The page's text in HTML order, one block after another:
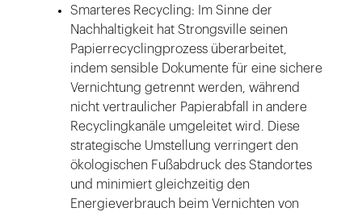
Smarteres Recycling: Im Sinne der
Nachhaltigkeit hat Strongsville seinen
Papierrecyclingprozess überarbeitet,
indem sensible Dokumente für eine sichere
Vernichtung getrennt werden, während
nicht vertraulicher Papierabfall in andere
Recyclingkanäle umgeleitet wird. Diese
strategische Umstellung verringert den
ökologischen Fußabdruck des Standortes
und minimiert gleichzeitig den
Energieverbrauch beim Vernichten von